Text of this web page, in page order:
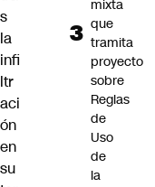
s
la
infi
ltr
aci
ón
en
su
mixta
que
tramita
proyecto
sobre
Reglas
de
Uso
de
la